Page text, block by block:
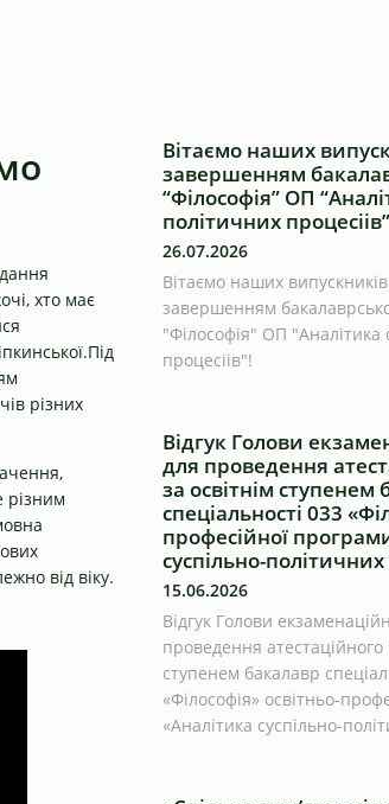
хто має
різних
різним
від віку.
Вітаємо наших
завершенням
“Філософія” ОП
політичних
26.07.2026
Вітаємо наших
завершенням
"Філософія" ОП "Аналітика
процесіів"!
Відгук Голови
для проведення
за освітнім ступенем
спеціальності 033
професійної
суспільно-
15.06.2026
Відгук Голови
проведення атестаційного
ступенем бакалавр
«Філософія» освітньо-
«Аналітика суспільно-